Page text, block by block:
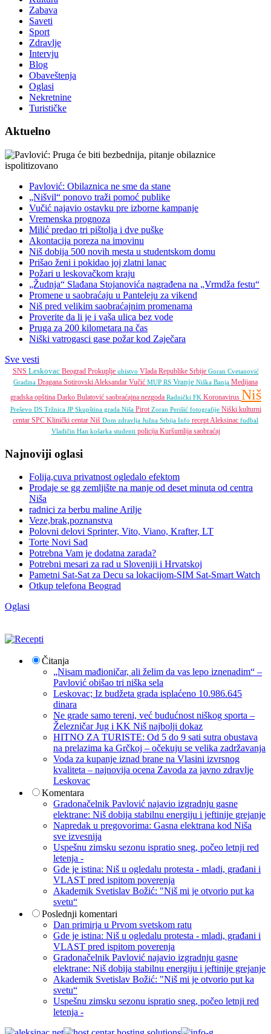
Zabava
Saveti
Sport
Zdravlje
Intervju
Blog
Obaveštenja
Oglasi
Nekretnine
Turističke
Aktuelno
Pavlović: Obilaznica ne sme da stane
„Nišvil“ ponovo traži pomoć publike
Vučić najavio ostavku pre izborne kampanje
Vremenska prognoza
Milić predao tri pištolja i dve puške
Akontacija poreza na imovinu
Niš dobija 500 novih mesta u studentskom domu
Prišao ženi i pokidao joj zlatni lanac
Požari u leskovačkom kraju
„Žudnja“ Slađana Stojanovića nagrađena na „Vrmdža festu“
Promene u saobraćaju u Panteleju za vikend
Niš pred velikim saobraćajnim promenama
Proverite da li je i vaša ulica bez vode
Pruga za 200 kilometara na čas
Niški vatrogasci gase požar kod Zaječara
Sve vesti
SNS Leskovac Beograd Prokuplje ubistvo Vlada Republike Srbije Goran Cvetanović
Gradina Dragana SotirovskiAleksandar Vučić MUP RS Vranje Niška Banja Medijana
gradska opština Darko Bulatović saobraćajna nezgoda Radnički FK Koronavirus Niš
Preševo DS Tržnica JP Skupština grada Niša PirotZoran Perišić fotografije Niški kulturni
centar SPC Klinički centar Niš Dom zdravlja Južna Srbija Info receptAleksinac fudbal
Vladičin Han košarka studenti policija Kuršumlija saobraćaj
Najnoviji oglasi
Folija,cuva privatnost ogledalo efektom
Prodaje se gg zemljište na manje od deset minuta od centra
Niša
radnici za berbu maline Arilje
Veze,brak,poznanstva
Polovni delovi Sprinter, Vito, Viano, Krafter, LT
Torte Novi Sad
Potrebna Vam je dodatna zarada?
Potrebni mesari za rad u Sloveniji i Hrvatskoj
Pametni Sat-Sat za Decu sa lokacijom-SIM Sat-Smart Watch
Otkup telefona Beograd
Oglasi
Čitanja
„Nisam mađioničar, ali želim da vas lepo iznenadim“ –
Pavlović obišao tri niška sela
Leskovac; Iz budžeta grada isplaćeno 10.986.645
dinara
Ne grade samo tereni, već budućnost niškog sporta –
Železničar Jug i KK Niš najbolji dokaz
HITNO ZA TURISTE: Od 5 do 9 sati sutra obustava
na prelazima ka Grčkoj – očekuju se velika zadržavanja
Voda za kupanje iznad brane na Vlasini izvrsnog
kvaliteta – najnovija ocena Zavoda za javno zdravlje
Leskovac
Komentara
Gradonačelnik Pavlović najavio izgradnju gasne
elektrane: Niš dobija stabilnu energiju i jeftinije grejanje
Napredak u pregovorima: Gasna elektrana kod Niša
sve izvesnija
Uspešnu zimsku sezonu ispratio sneg, počeo letnji red
letenja -
Gde je istina: Niš u ogledalu protesta - mladi, građani i
VLAST pred ispitom poverenja
Akademik Svetislav Božić: "Niš mi je otvorio put ka
svetu“
Poslednji komentari
Dan primirja u Prvom svetskom ratu
Gde je istina: Niš u ogledalu protesta - mladi, građani i
VLAST pred ispitom poverenja
Gradonačelnik Pavlović najavio izgradnju gasne
elektrane: Niš dobija stabilnu energiju i jeftinije grejanje
Akademik Svetislav Božić: "Niš mi je otvorio put ka
svetu“
Uspešnu zimsku sezonu ispratio sneg, počeo letnji red
letenja -